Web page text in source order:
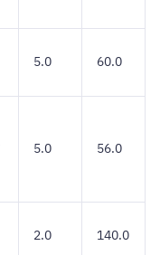
5.0 60.0
5.0 56.0
2.0 140.0